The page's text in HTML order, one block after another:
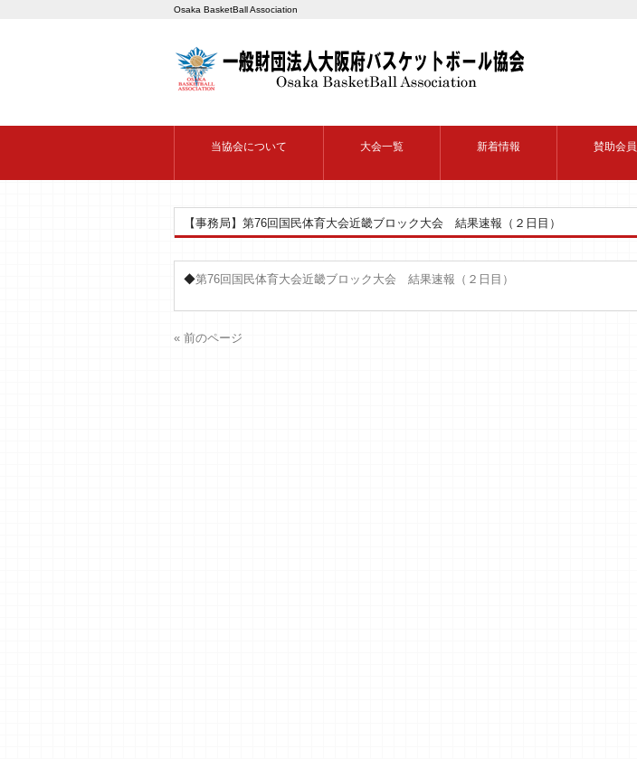
Osaka BasketBall Association
当協会について 大会一覧 新着情報 賛助会員
【事務局】第76回国民体育大会近畿ブロック大会 結果速報（２日目）
◆第76回国民体育大会近畿ブロック大会 結果速報（２日目）
« 前のページ